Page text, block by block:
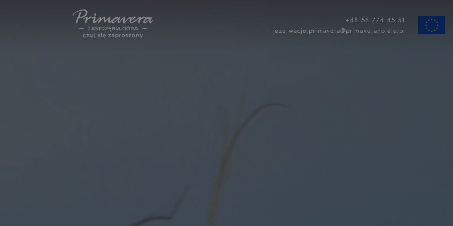
ZAMKNIJ
+48 58 774 45 51
rezerwacje.primavera@primaverahotele.pl